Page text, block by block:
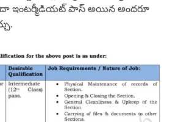
ఇంటర్మీడియట్ పాస్ అయిన అందరూ